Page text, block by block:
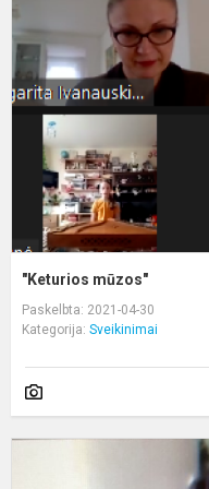
"Keturios mūzos"
Paskelbta: 2021-04-30
Kategorija: Sveikinimai